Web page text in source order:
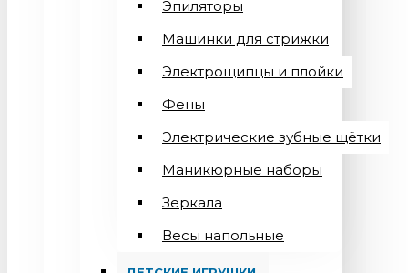
Эпиляторы
Машинки для стрижки
Электрощипцы и плойки
Фены
Электрические зубные щётки
Маникюрные наборы
Зеркала
Весы напольные